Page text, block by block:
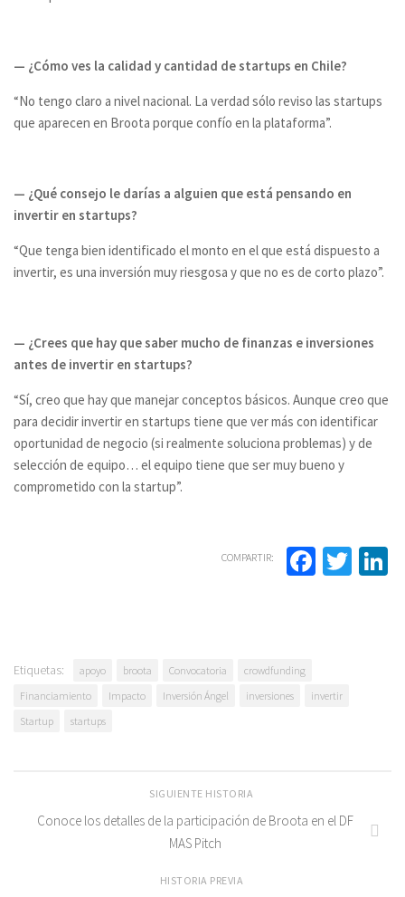
— ¿Cómo ves la calidad y cantidad de startups en Chile?
“No tengo claro a nivel nacional. La verdad sólo reviso las startups
que aparecen en Broota porque confío en la plataforma”.
— ¿Qué consejo le darías a alguien que está pensando en
invertir en startups?
“Que tenga bien identificado el monto en el que está dispuesto a
invertir, es una inversión muy riesgosa y que no es de corto plazo”.
— ¿Crees que hay que saber mucho de finanzas e inversiones
antes de invertir en startups?
“Sí, creo que hay que manejar conceptos básicos. Aunque creo que
para decidir invertir en startups tiene que ver más con identificar
oportunidad de negocio (si realmente soluciona problemas) y de
selección de equipo… el equipo tiene que ser muy bueno y
comprometido con la startup”.
COMPARTIR:
Etiquetas: apoyo broota Convocatoria
crowdfunding
Financiamiento
Impacto Inversión Ángel inversiones
invertir
Startup
startups
SIGUIENTE HISTORIA
Conoce los detalles de la participación de Broota en el DF
MAS Pitch
HISTORIA PREVIA